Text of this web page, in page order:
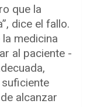
que la
dice el fallo.
medicina
al paciente -
alcanzar